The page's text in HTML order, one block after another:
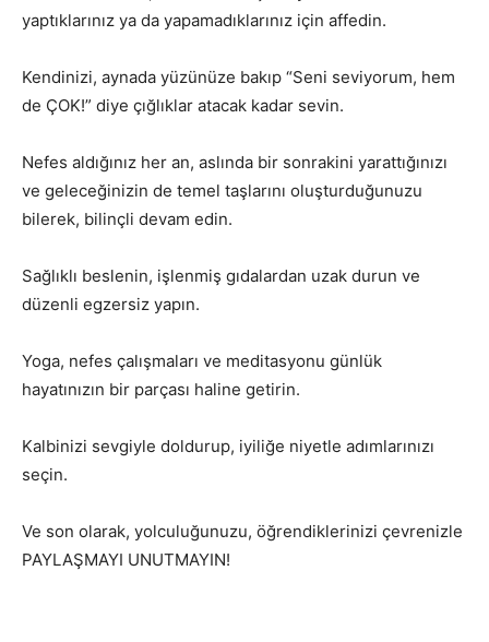
yaptıklarınız ya da yapamadıklarınız için affedin.
Kendinizi, aynada yüzünüze bakıp “Seni seviyorum, hem
de ÇOK!” diye çığlıklar atacak kadar sevin.
Nefes aldığınız her an, aslında bir sonrakini yarattığınızı
ve geleceğinizin de temel taşlarını oluşturduğunuzu
bilerek, bilinçli devam edin.
Sağlıklı beslenin, işlenmiş gıdalardan uzak durun ve
düzenli egzersiz yapın.
Yoga, nefes çalışmaları ve meditasyonu günlük
hayatınızın bir parçası haline getirin.
Kalbinizi sevgiyle doldurup, iyiliğe niyetle adımlarınızı
seçin.
Ve son olarak, yolculuğunuzu, öğrendiklerinizi çevrenizle
PAYLAŞMAYI UNUTMAYIN!